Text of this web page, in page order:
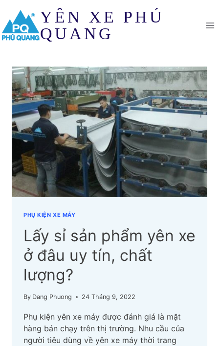
content
YÊN XE PHÚ
QUANG
PHỤ KIỆN XE MÁY
Lấy sỉ sản phẩm yên xe
ở đâu uy tín, chất
lượng?
By Dang Phuong 24 Tháng 9, 2022
Phụ kiện yên xe máy được đánh giá là mặt
hàng bán chạy trên thị trường. Nhu cầu của
người tiêu dùng về yên xe máy thời trang